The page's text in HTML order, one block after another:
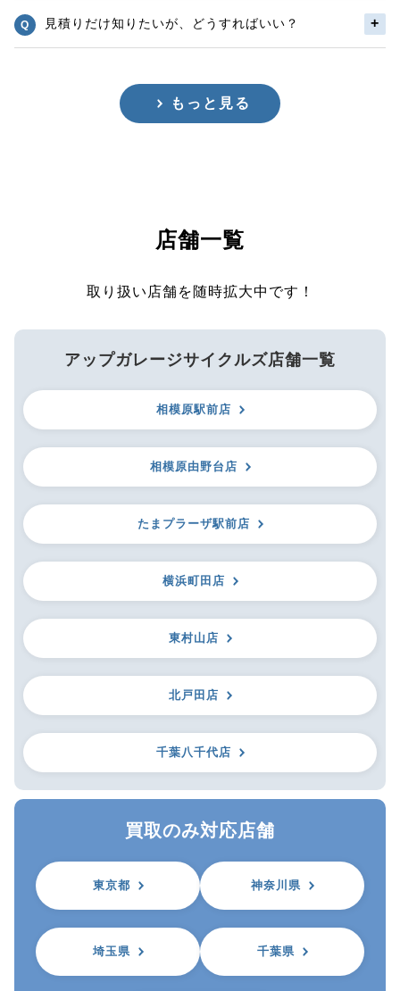
見積りだけ知りたいが、どうすればいい？
もっと見る
店舗一覧
取り扱い店舗を随時拡大中です！
アップガレージサイクルズ店舗一覧
相模原駅前店
相模原由野台店
たまプラーザ駅前店
横浜町田店
東村山店
北戸田店
千葉八千代店
買取のみ対応店舗
東京都 神奈川県
埼玉県 千葉県